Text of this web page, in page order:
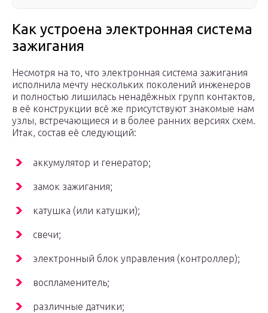
Как устроена электронная система
зажигания
Несмотря на то, что электронная система зажигания
исполнила мечту нескольких поколений инженеров
и полностью лишилась ненадёжных групп контактов,
в её конструкции всё же присутствуют знакомые нам
узлы, встречающиеся и в более ранних версиях схем.
Итак, состав её следующий:
аккумулятор и генератор;
замок зажигания;
катушка (или катушки);
свечи;
электронный блок управления (контроллер);
воспламенитель;
различные датчики;